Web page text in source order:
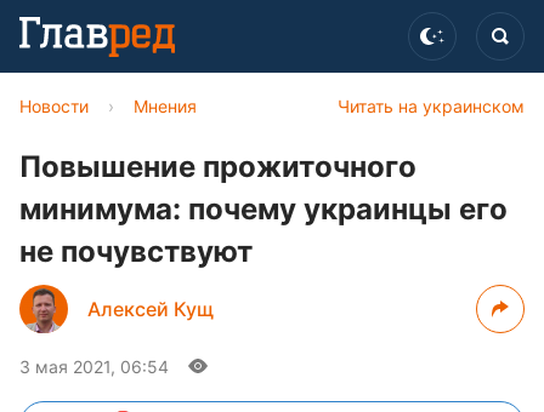
Читать на украинском
Новости › Мнения
Повышение прожиточного
минимума: почему украинцы его
не почувствуют
Алексей Кущ
3 мая 2021, 06:54